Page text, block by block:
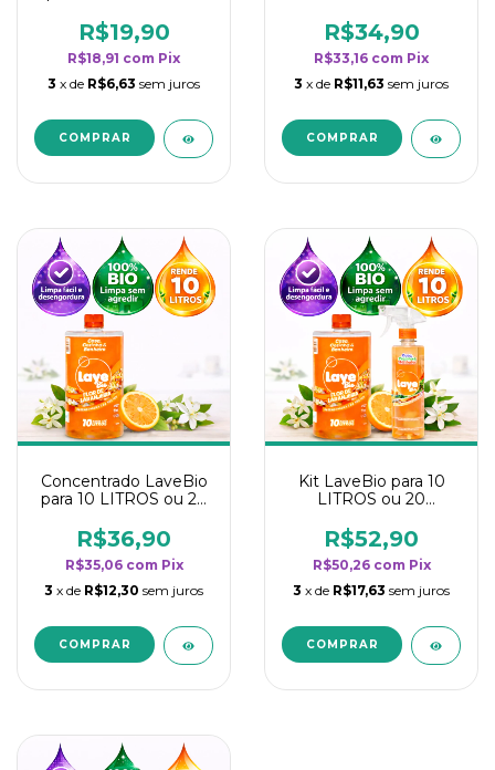
rendimento da
categoria - Flor de
Laranjeira
R$19,90
R$18,91 com Pix
3 x de R$6,63 sem juros
rendimento da
categoria - Flor de
Laranjeira
R$34,90
R$33,16 com Pix
3 x de R$11,63 sem juros
Concentrado LaveBio
para 10 LITROS ou 20
rendimento da
categoria - Flor de
Laranjeira
R$36,90
R$35,06 com Pix
3 x de R$12,30 sem juros
Kit LaveBio para 10
LITROS ou 20
rendimento da
categoria - Flor de
Laranjeira
R$52,90
R$50,26 com Pix
3 x de R$17,63 sem juros